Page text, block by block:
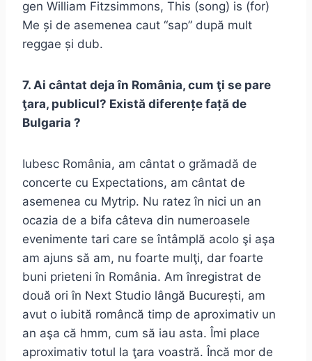
gen William Fitzsimmons, This (song) is (for)
Me și de asemenea caut “sap” după mult
reggae și dub.
7. Ai cântat deja în România, cum ţi se pare
ţara, publicul? Există diferențe față de
Bulgaria ?
Iubesc România, am cântat o grămadă de
concerte cu Expectations, am cântat de
asemenea cu Mytrip. Nu ratez în nici un an
ocazia de a bifa câteva din numeroasele
evenimente tari care se întâmplă acolo şi aşa
am ajuns să am, nu foarte mulţi, dar foarte
buni prieteni în România. Am înregistrat de
două ori în Next Studio lângă București, am
avut o iubită româncă timp de aproximativ un
an aşa că hmm, cum să iau asta. Îmi place
aproximativ totul la ţara voastră. Încă mor de